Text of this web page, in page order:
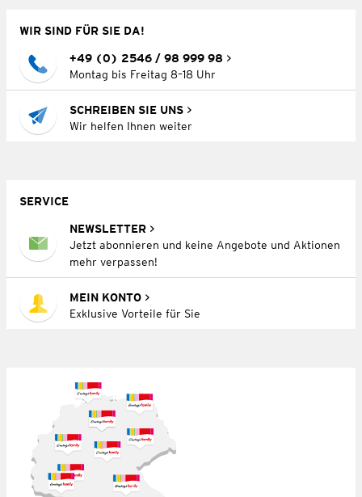
WIR SIND FÜR SIE DA!
+49 (0) 2546 / 98 999 98
Montag bis Freitag 8–18 Uhr
SCHREIBEN SIE UNS
Wir helfen Ihnen weiter
SERVICE
NEWSLETTER
Jetzt abonnieren und keine Angebote und Aktionen
mehr verpassen!
MEIN KONTO
Exklusive Vorteile für Sie